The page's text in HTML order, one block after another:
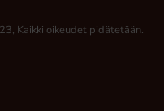
Kaikki oikeudet pidätetään.